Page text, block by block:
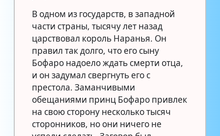
В одном из государств, в западной
части страны, тысячу лет назад
царствовал король Наранья. Он
правил так долго, что его сыну
Бофаро надоело ждать смерти отца,
и он задумал свергнуть его с
престола. Заманчивыми
обещаниями принц Бофаро привлек
на свою сторону несколько тысяч
сторонников, но они ничего не